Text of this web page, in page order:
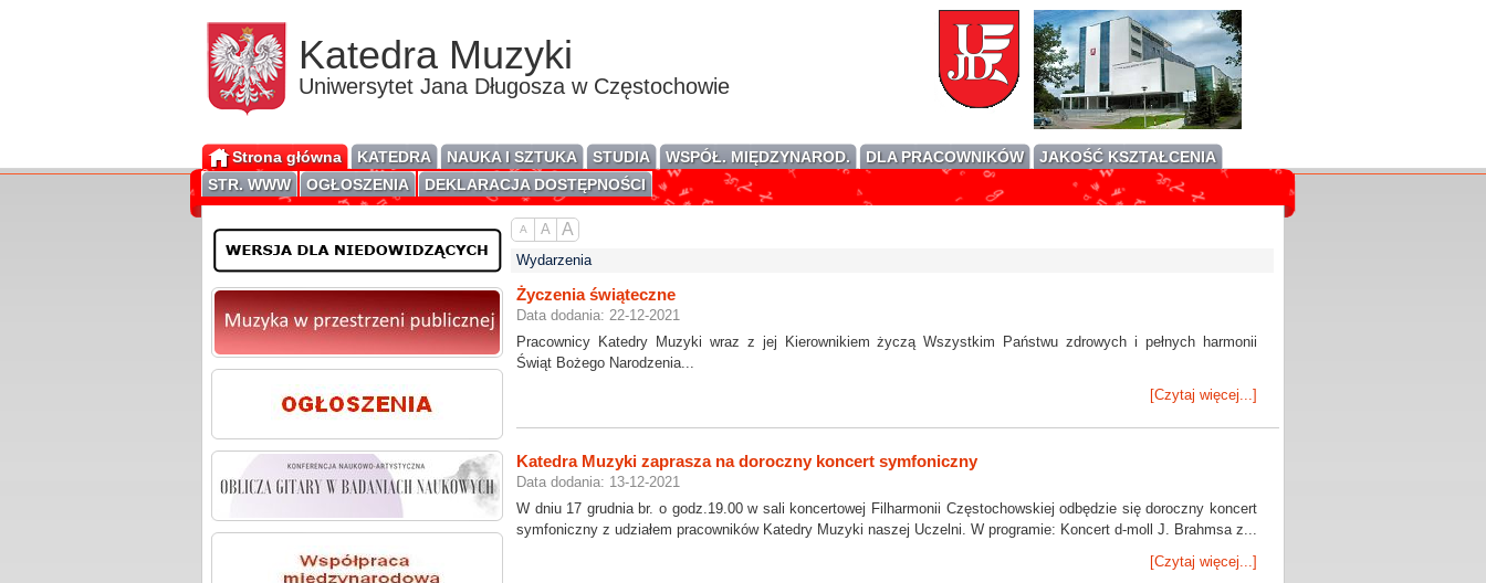
Katedra Muzyki
Uniwersytet Jana Długosza w Częstochowie
Strona główna KATEDRA NAUKA I SZTUKA STUDIA WSPÓŁ. MIĘDZYNAROD. DLA PRACOWNIKÓW
JAKOŚĆ KSZTAŁCENIA
STR. WWW
OGŁOSZENIA DEKLARACJA DOSTĘPNOŚCI
A A A
Wydarzenia
Życzenia świąteczne
Data dodania: 22-12-2021
Pracownicy Katedry Muzyki wraz z jej Kierownikiem życzą Wszystkim Państwu zdrowych i pełnych harmonii
Świąt Bożego Narodzenia...
[Czytaj więcej...]
Katedra Muzyki zaprasza na doroczny koncert symfoniczny
Data dodania: 13-12-2021
W dniu 17 grudnia br. o godz.19.00 w sali koncertowej Filharmonii Częstochowskiej odbędzie się doroczny koncert
symfoniczny z udziałem pracowników Katedry Muzyki naszej Uczelni. W programie: Koncert d-moll J. Brahmsa z...
[Czytaj więcej...]